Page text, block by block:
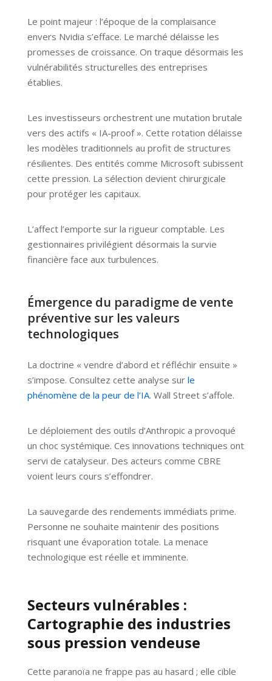
Le point majeur : l’époque de la complaisance
envers Nvidia s’efface. Le marché délaisse les
promesses de croissance. On traque désormais les
vulnérabilités structurelles des entreprises
établies.
Les investisseurs orchestrent une mutation brutale
vers des actifs « IA-proof ». Cette rotation délaisse
les modèles traditionnels au profit de structures
résilientes. Des entités comme Microsoft subissent
cette pression. La sélection devient chirurgicale
pour protéger les capitaux.
L’affect l’emporte sur la rigueur comptable. Les
gestionnaires privilégient désormais la survie
financière face aux turbulences.
Émergence du paradigme de vente
préventive sur les valeurs
technologiques
La doctrine « vendre d’abord et réfléchir ensuite »
s’impose. Consultez cette analyse sur le
phénomène de la peur de l’IA. Wall Street s’affole.
Le déploiement des outils d’Anthropic a provoqué
un choc systémique. Ces innovations techniques ont
servi de catalyseur. Des acteurs comme CBRE
voient leurs cours s’effondrer.
La sauvegarde des rendements immédiats prime.
Personne ne souhaite maintenir des positions
risquant une évaporation totale. La menace
technologique est réelle et imminente.
Secteurs vulnérables :
Cartographie des industries
sous pression vendeuse
Cette paranoïa ne frappe pas au hasard ; elle cible